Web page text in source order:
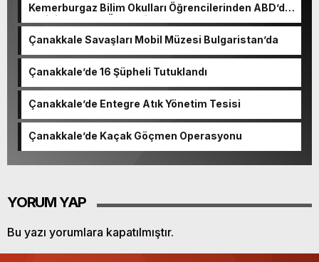
Kemerburgaz Bilim Okulları Öğrencilerinden ABD’de
Tarihi Başarı: 6 Öğrenci 14 Madalya Kazandı
Çanakkale Savaşları Mobil Müzesi Bulgaristan’da
Çanakkale’de 16 Şüpheli Tutuklandı
Çanakkale’de Entegre Atık Yönetim Tesisi
Çanakkale’de Kaçak Göçmen Operasyonu
YORUM YAP
Bu yazı yorumlara kapatılmıştır.